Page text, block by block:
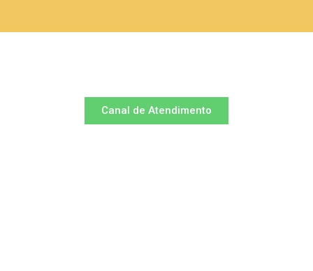
Canal de Atendimento